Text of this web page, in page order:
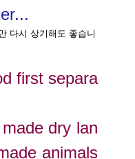
다시 상기해도 좋습니
first separa
dry lan
animals